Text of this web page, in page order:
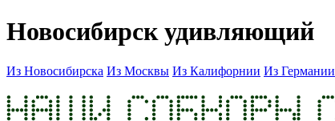
Новосибирск удивляющий
Из Новосибирска Из Москвы Из Калифорнии Из Германии